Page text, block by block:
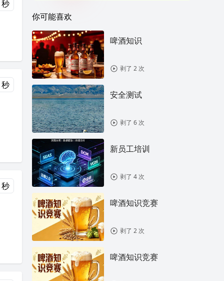
你可能喜欢
啤酒知识
剥了 2 次
安全测试
剥了 6 次
新员工培训
剥了 4 次
啤酒知识竞赛
剥了 2 次
啤酒知识竞赛